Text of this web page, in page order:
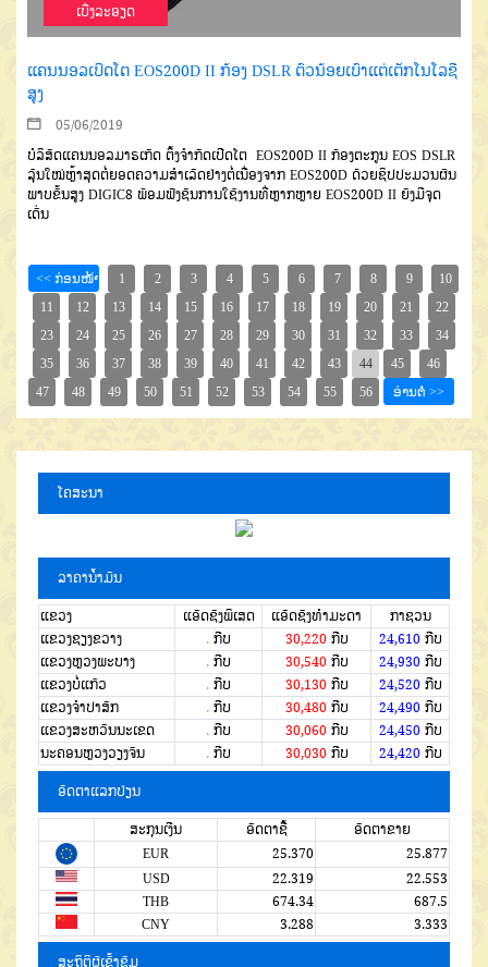
ເບີ່ງລະອຽດ
ແຄນນອລເປິດໂຕ EOS200D II ກ້ອງ DSLR ຕົວນ້ອຍເບົາແຕ່ເຕັກໂນໂລຊີ
ສູງ
05/06/2019
ບໍລິສັດແຄນນອລມາຣເກັດ ຕິ້ງຈຳກັດເປີດໂຕ EOS200D II ກ້ອງຕະກູນ EOS DSLR
ລຸ້ນໃໝ່ຫຼ້າສຸດຕໍ່ຍອດຄວາມສຳເລັດຢ່າງຕໍ່ເນື່ອງຈາກ EOS200D ດ້ວຍຊິປປະມວນຜົນ
ພາບຂັ້ນສູງ DIGIC8 ພ້ອມຟັງຊັນການໃຊ້ງານທີ່ຫຼາກຫຼາຍ EOS200D II ຍັງມີຈຸດ
ເດັ່ນ
ໂຄສະນາ
ລາຄານໍ້າມັນ
ແຂວງ ແອັດຊັງພິເສດ ແອັດຊັງທຳມະດາ
ກາຊວນ
ແຂວງຊຽງຂວາງ
. ກີບ 30,220ກີບ 24,610ກີບ
ແຂວງຫຼວງພະບາງ
. ກີບ 30,540ກີບ 24,930ກີບ
ແຂວງບໍ່ແກ້ວ
. ກີບ 30,130ກີບ 24,520ກີບ
ແຂວງຈໍາປາສັກ
. ກີບ 30,480ກີບ 24,490ກີບ
ແຂວງສະຫວັນນະເຂດ
. ກີບ 30,060ກີບ 24,450ກີບ
ນະຄອນຫຼວງວຽງຈັນ
. ກີບ 30,030ກີບ 24,420ກີບ
ອັດຕາແລກປ່ຽນ
ສະກຸນເງີນ ອັດຕາຊື້
ອັດຕາຂາຍ
EUR
25.370
25.877
USD
22.319
22.553
THB
674.34
687.5
CNY
3.288 3.333
ສະຖິຕິຜູ້ເຂົ້າຊົມ